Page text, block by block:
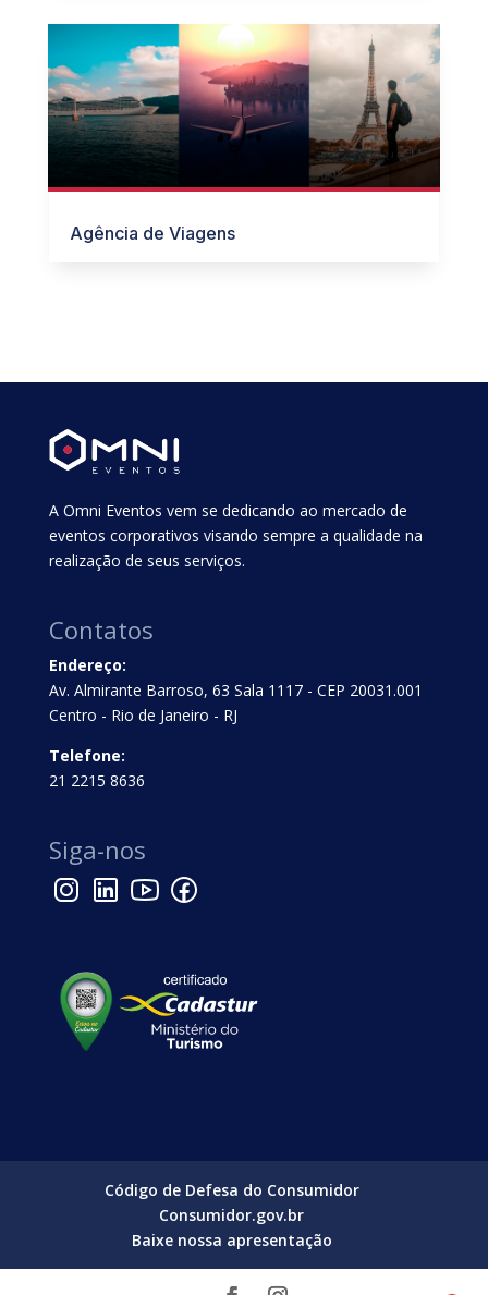
Agência de Viagens
A Omni Eventos vem se dedicando ao mercado de
eventos corporativos visando sempre a qualidade na
realização de seus serviços.
Contatos
Endereço:
Av. Almirante Barroso, 63 Sala 1117 - CEP 20031.001
Centro - Rio de Janeiro - RJ
Telefone:
21 2215 8636
Siga-nos
Código de Defesa do Consumidor
Consumidor.gov.br
Baixe nossa apresentação